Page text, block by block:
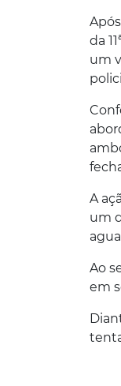
da
um
A
um
Ao
em